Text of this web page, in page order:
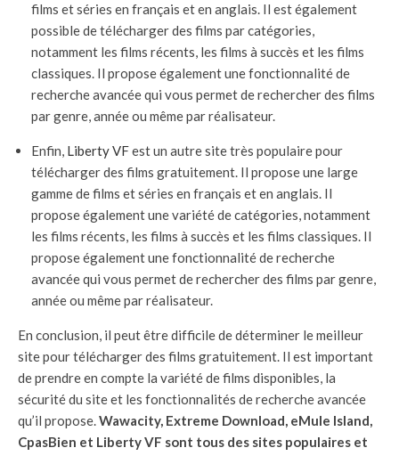
films et séries en français et en anglais. Il est également
possible de télécharger des films par catégories,
notamment les films récents, les films à succès et les films
classiques. Il propose également une fonctionnalité de
recherche avancée qui vous permet de rechercher des films
par genre, année ou même par réalisateur.
Enfin, Liberty VFest un autre site très populaire pour
télécharger des films gratuitement. Il propose une large
gamme de films et séries en français et en anglais. Il
propose également une variété de catégories, notamment
les films récents, les films à succès et les films classiques. Il
propose également une fonctionnalité de recherche
avancée qui vous permet de rechercher des films par genre,
année ou même par réalisateur.
En conclusion, il peut être difficile de déterminer le meilleur
site pour télécharger des films gratuitement. Il est important
de prendre en compte la variété de films disponibles, la
sécurité du site et les fonctionnalités de recherche avancée
qu’il propose.Wawacity, Extreme Download, eMule Island,
CpasBien et Liberty VF sont tous des sites populaires et